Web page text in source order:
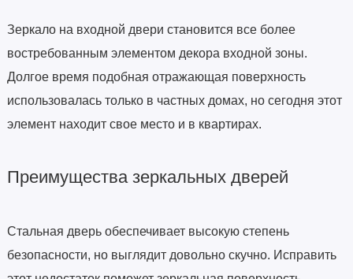
Зеркало на входной двери становится все более
востребованным элементом декора входной зоны.
Долгое время подобная отражающая поверхность
использовалась только в частных домах, но сегодня этот
элемент находит свое место и в квартирах.
Преимущества зеркальных дверей
Стальная дверь обеспечивает высокую степень
безопасности, но выглядит довольно скучно. Исправить